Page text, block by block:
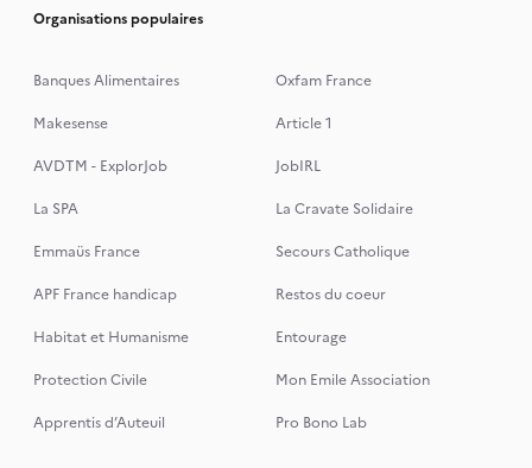
Organisations populaires
Banques Alimentaires
Oxfam France
Makesense
Article 1
AVDTM - ExplorJob
JobIRL
La SPA
La Cravate Solidaire
Emmaüs France
Secours Catholique
APF France handicap
Restos du coeur
Habitat et Humanisme
Entourage
Protection Civile
Mon Emile Association
Apprentis d’Auteuil
Pro Bono Lab